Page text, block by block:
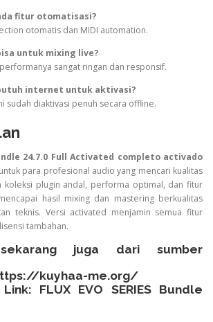
fitur otomatisasi?
otomatis dan MIDI automation.
untuk mixing live?
sangat ringan dan responsif.
internet untuk aktivasi?
sudah diaktivasi penuh secara offline.
24.7.0 Full Activated completo activado
para profesional audio yang mencari kualitas
koleksi plugin andal, performa optimal, dan fitur
hasil mixing dan mastering berkualitas
teknis. Versi activated menjamin semua fitur
tambahan.
juga dari sumber
kuyhaa-me.org/
FLUX EVO SERIES Bundle